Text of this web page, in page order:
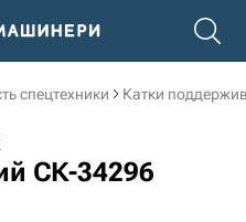
спецтехники Катки
СК-34296